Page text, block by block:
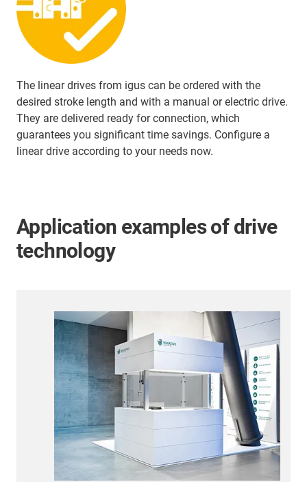
The linear drives from igus can be ordered with the
desired stroke length and with a manual or electric drive.
They are delivered ready for connection, which
guarantees you significant time savings. Configure a
linear drive according to your needs now.
Application examples of drive
technology